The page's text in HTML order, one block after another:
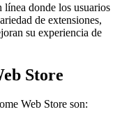
línea donde los usuarios
de extensiones,
su experiencia de
Store
Web Store son: